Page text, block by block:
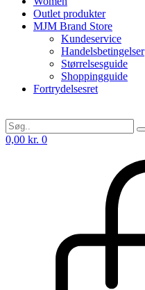
Outlet produkter
MJM Brand Store
Kundeservice
Handelsbetingelser
Størrelsesguide
Shoppingguide
Fortrydelsesret
0,00 kr. 0